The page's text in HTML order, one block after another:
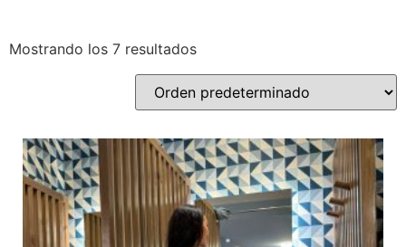
Mostrando los 7 resultados